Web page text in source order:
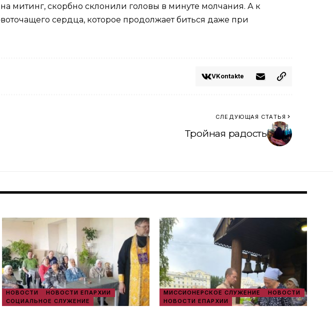
скорбно склонили головы в минуте молчания. А к
сердца, которое продолжает биться даже при
VKontakte
СЛЕДУЮЩАЯ СТАТЬЯ
Тройная радость
НОВОСТИ
НОВОСТИ ЕПАРХИИ
СОЦИАЛЬНОЕ СЛУЖЕНИЕ
МИССИОНЕРСКОЕ СЛУЖЕНИЕ
НОВОСТИ
НОВОСТИ ЕПАРХИИ